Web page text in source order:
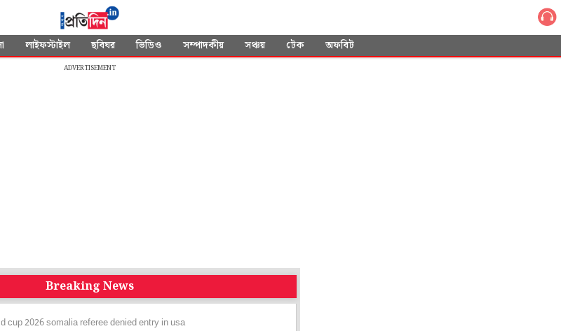
লাইফস্টাইল ছবিঘর ভিডিও সম্পাদকীয় সঞ্চয় টেক অফবিট
ADVERTISEMENT
Breaking News
cup 2026 somalia referee denied entry in usa